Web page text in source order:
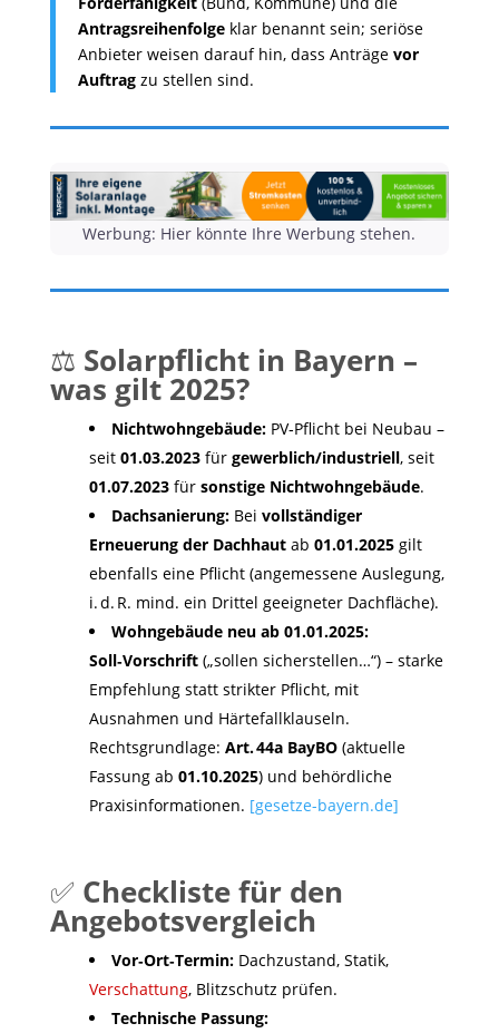
Antragsreihenfolgeklar benannt sein; seriöse
Anbieter weisen darauf hin, dass Anträge vor
Auftragzu stellen sind.
Werbung: Hier könnte Ihre Werbung stehen.
⚖️ Solarpflicht in Bayern –
was gilt 2025?
Nichtwohngebäude:PV‑Pflicht bei Neubau –
seit 01.03.2023für gewerblich/industriell, seit
01.07.2023für sonstige Nichtwohngebäude.
Dachsanierung:Bei vollständiger
Erneuerung der Dachhautab 01.01.2025gilt
ebenfalls eine Pflicht (angemessene Auslegung,
i. d. R. mind. ein Drittel geeigneter Dachfläche).
Wohngebäude neu ab 01.01.2025:
Soll‑Vorschrift(„sollen sicherstellen…“) – starke
Empfehlung statt strikter Pflicht, mit
Ausnahmen und Härtefallklauseln.
Rechtsgrundlage: Art. 44a BayBO(aktuelle
Fassung ab 01.10.2025) und behördliche
Praxisinformationen. [gesetze-bayern.de]
✅ Checkliste für den
Angebotsvergleich
Vor‑Ort‑Termin:Dachzustand, Statik,
Verschattung, Blitzschutz prüfen.
Technische Passung: